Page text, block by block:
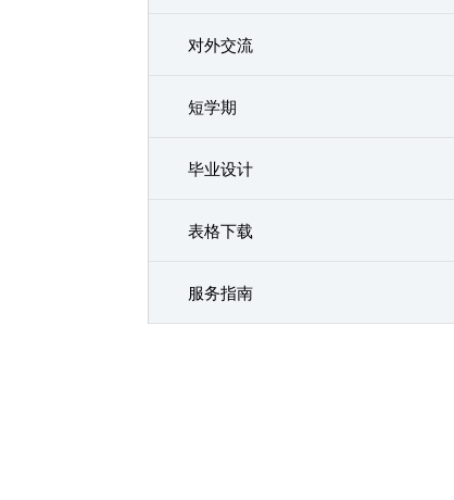
对外交流
短学期
毕业设计
表格下载
服务指南